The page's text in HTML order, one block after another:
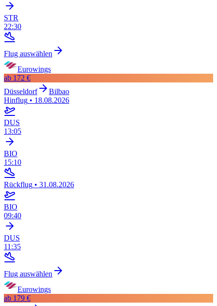
STR
22:30
Flug auswählen
Eurowings
ab 172 €
Düsseldorf
Bilbao
Hinflug • 18.08.2026
DUS
13:05
BIO
15:10
Rückflug • 31.08.2026
BIO
09:40
DUS
11:35
Flug auswählen
Eurowings
ab 179 €